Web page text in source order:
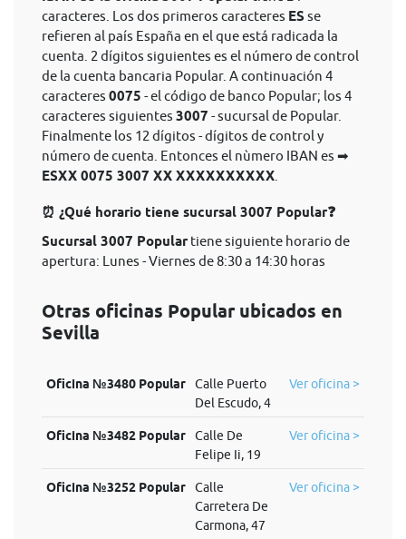
caracteres. Los dos primeros caracteres ES se
refieren al país España en el que está radicada la
cuenta. 2 dígitos siguientes es el número de control
de la cuenta bancaria Popular. A continuación 4
caracteres 0075 - el código de banco Popular; los 4
caracteres siguientes 3007 - sucursal de Popular.
Finalmente los 12 dígitos - dígitos de control y
número de cuenta. Entonces el nùmero IBAN es ➡
ESXX 0075 3007 XX XXXXXXXXXX
⏰ ¿Qué horario tiene sucursal 3007 Popular❓
Sucursal 3007 Popular tiene siguiente horario de
apertura: Lunes - Viernes de 8:30 a 14:30 horas
Otras oficinas Popular ubicados en
Sevilla
Oficina №3480 Popular
Calle Puerto
Del Escudo, 4
Ver oficina >
Oficina №3482 Popular
Calle De
Felipe Ii, 19
Ver oficina >
Oficina №3252 Popular
Calle
Carretera De
Carmona, 47
Ver oficina >